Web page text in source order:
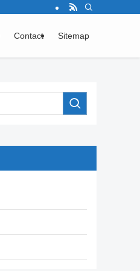
Contact Sitemap